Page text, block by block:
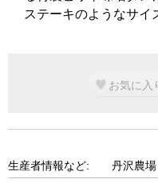
ステーキのようなサイ
お気に入
生産者情報など:
丹沢農場